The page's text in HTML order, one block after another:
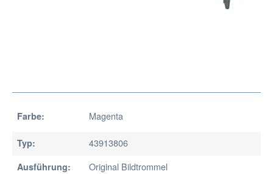
Farbe: Magenta
Typ: 43913806
Ausführung: Original Bildtrommel